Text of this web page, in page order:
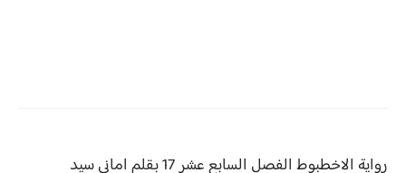
رواية الاخطبوط الفصل السابع عشر 17 بقلم اماني سيد